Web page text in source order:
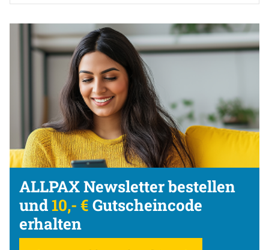
ALLPAX Newsletter bestellen
und10,- € Gutscheincode
erhalten